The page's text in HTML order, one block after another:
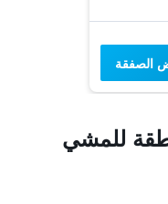
الصفقة
للمشي